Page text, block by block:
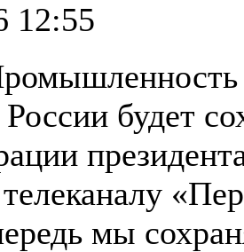
12:55
будет
мы